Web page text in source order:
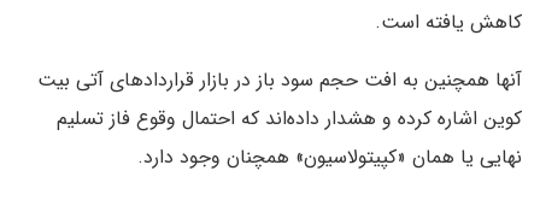
کاهش یافته است.
آنها همچنین به افت حجم سود باز در بازار قراردادهای آتی بیت
کوین اشاره کرده‌ و هشدار داده‌اند که احتمال وقوع فاز تسلیم
نهایی یا همان «کپیتولاسیون» همچنان وجود دارد.